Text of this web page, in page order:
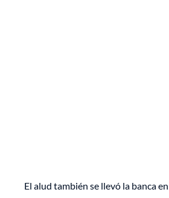
El alud también se llevó la banca